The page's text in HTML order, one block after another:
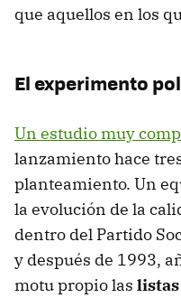
que aquellos en los
El experimento
Un estudio muy
lanzamiento hace
planteamiento. Un
la evolución de la
dentro del Partido
y después de 1993,
motu propio las